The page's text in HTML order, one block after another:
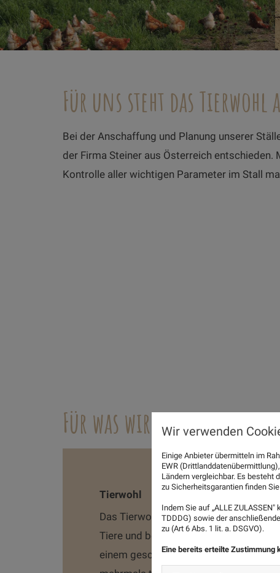
Für uns steht das Tierwohl
Bei der Anschaffung und Planung unserer
der Firma Steiner aus Österreich
Kontrolle aller wichtigen Parameter im Stall
Für was wir stehen:
Tierwohl
Das Tierwohl steht bei uns an erster
Tiere und behandeln unsere Tiere
einem geschulten Blick kontrollieren
Wir verwenden
Einige Anbieter übermitteln im
EWR
Ländern vergleichbar. Es
zu Sicherheitsgarantien finden
Indem Sie auf „ALLE
TDDDG) sowie der
zu (Art 6 Abs. 1 lit. a. DSGVO).
Eine bereits erteilte Zustimmung